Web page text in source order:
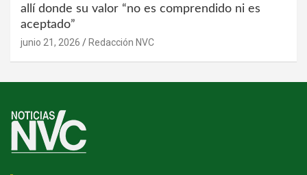
allí donde su valor “no es comprendido ni es
aceptado”
junio 21, 2026 Redacción NVC